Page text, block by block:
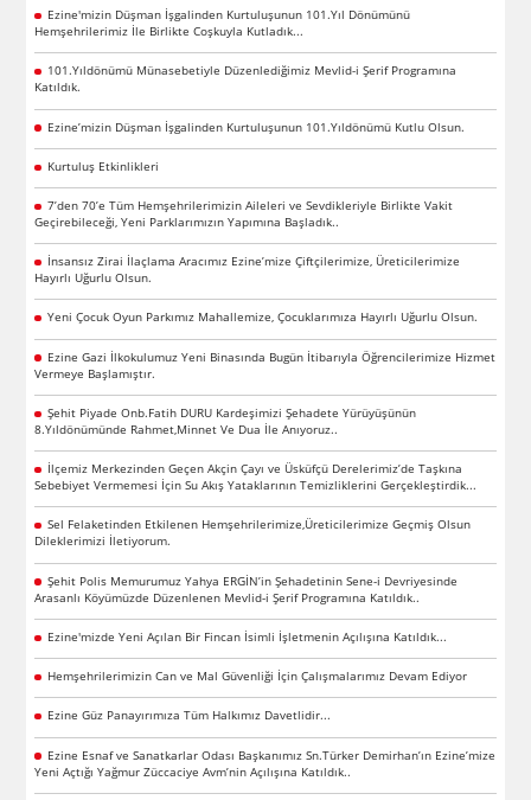
Ezine'mizin Düşman İşgalinden Kurtuluşunun 101.Yıl Dönümünü
Hemşehrilerimiz İle Birlikte Coşkuyla Kutladık...
101.Yıldönümü Münasebetiyle Düzenlediğimiz Mevlid-i Şerif Programına
Katıldık.
Ezine’mizin Düşman İşgalinden Kurtuluşunun 101.Yıldönümü Kutlu Olsun.
Kurtuluş Etkinlikleri
7’den 70’e Tüm Hemşehrilerimizin Aileleri ve Sevdikleriyle Birlikte Vakit
Geçirebileceği, Yeni Parklarımızın Yapımına Başladık..
İnsansız Zirai İlaçlama Aracımız Ezine’mize Çiftçilerimize, Üreticilerimize
Hayırlı Uğurlu Olsun.
Yeni Çocuk Oyun Parkımız Mahallemize, Çocuklarımıza Hayırlı Uğurlu Olsun.
Ezine Gazi İlkokulumuz Yeni Binasında Bugün İtibarıyla Öğrencilerimize Hizmet
Vermeye Başlamıştır.
Şehit Piyade Onb.Fatih DURU Kardeşimizi Şehadete Yürüyüşünün
8.Yıldönümünde Rahmet,Minnet Ve Dua İle Anıyoruz..
İlçemiz Merkezinden Geçen Akçin Çayı ve Üsküfçü Derelerimiz’de Taşkına
Sebebiyet Vermemesi İçin Su Akış Yataklarının Temizliklerini Gerçekleştirdik...
Sel Felaketinden Etkilenen Hemşehrilerimize,Üreticilerimize Geçmiş Olsun
Dileklerimizi İletiyorum.
Şehit Polis Memurumuz Yahya ERGİN’in Şehadetinin Sene-i Devriyesinde
Arasanlı Köyümüzde Düzenlenen Mevlid-i Şerif Programına Katıldık..
Ezine'mizde Yeni Açılan Bir Fincan İsimli İşletmenin Açılışına Katıldık...
Hemşehrilerimizin Can ve Mal Güvenliği İçin Çalışmalarımız Devam Ediyor
Ezine Güz Panayırımıza Tüm Halkımız Davetlidir...
Ezine Esnaf ve Sanatkarlar Odası Başkanımız Sn.Türker Demirhan’ın Ezine’mize
Yeni Açtığı Yağmur Züccaciye Avm’nin Açılışına Katıldık..